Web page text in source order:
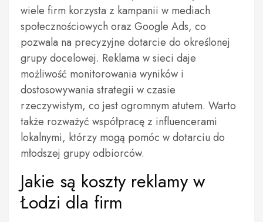
wiele firm korzysta z kampanii w mediach
społecznościowych oraz Google Ads, co
pozwala na precyzyjne dotarcie do określonej
grupy docelowej. Reklama w sieci daje
możliwość monitorowania wyników i
dostosowywania strategii w czasie
rzeczywistym, co jest ogromnym atutem. Warto
także rozważyć współpracę z influencerami
lokalnymi, którzy mogą pomóc w dotarciu do
młodszej grupy odbiorców.
Jakie są koszty reklamy w
Łodzi dla firm